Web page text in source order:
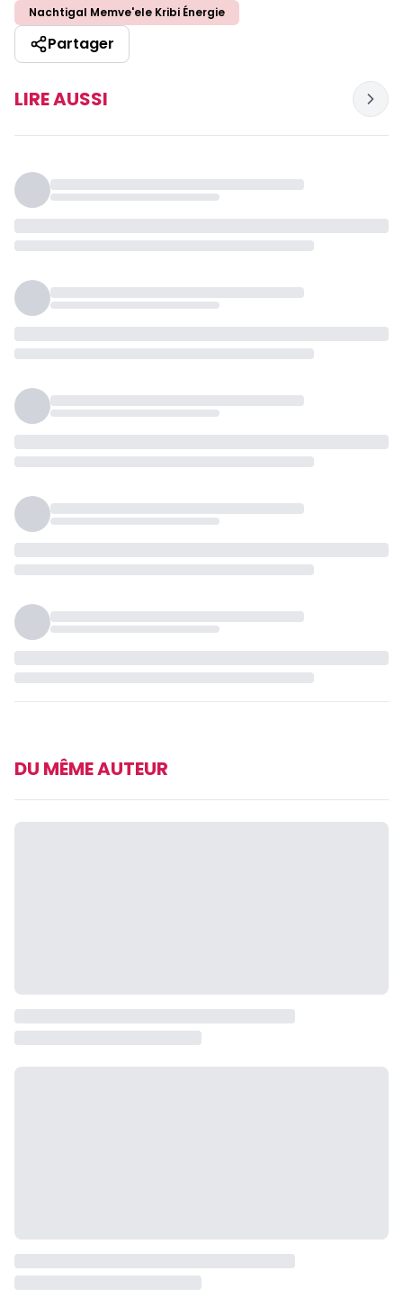
Nachtigal Memve'ele Kribi Énergie
Partager
LIRE AUSSI
DU MÊME AUTEUR